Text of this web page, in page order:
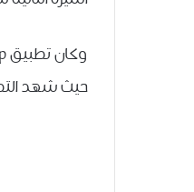
حيث شهد